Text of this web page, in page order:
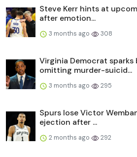
Steve Kerr hints at
after emotion...
3 months ago 308
Virginia Democrat sparks
omitting murder-suicid...
3 months ago 295
Spurs lose Victor
ejection after ...
2 months ago 292